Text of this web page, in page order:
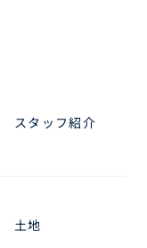
スタッフ紹介
土地